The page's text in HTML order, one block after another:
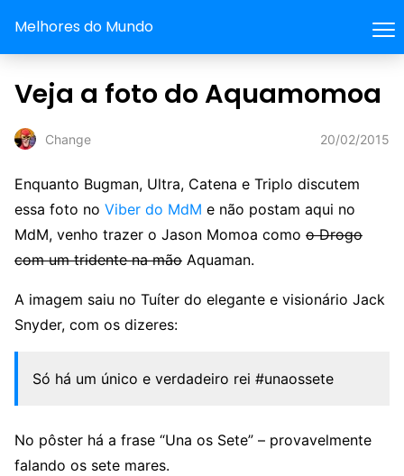
Melhores do Mundo
Veja a foto do Aquamomoa
Change 20/02/2015
Enquanto Bugman, Ultra, Catena e Triplo discutem
essa foto no Viber do MdM e não postam aqui no
MdM, venho trazer o Jason Momoa como o Drogo
com um tridente na mão Aquaman.
A imagem saiu no Tuíter do elegante e visionário Jack
Snyder, com os dizeres:
Só há um único e verdadeiro rei #unaossete
No pôster há a frase “Una os Sete” – provavelmente
falando os sete mares.